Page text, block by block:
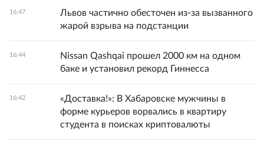
16:47
Львов частично обесточен из-за вызванного
жарой взрыва на подстанции
16:44
Nissan Qashqai прошел 2000 км на одном
баке и установил рекорд Гиннесса
16:42
«Доставка!»: В Хабаровске мужчины в
форме курьеров ворвались в квартиру
студента в поисках криптовалюты